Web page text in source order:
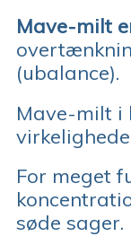
Mave-milt
(ubalance).
Mave-milt i
For meget
søde sager.